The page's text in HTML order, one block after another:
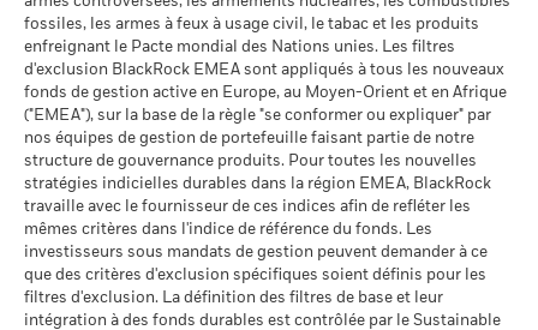
investissement est effectué dans une devise autre que celle
utilisée dans le calcul des performances passées. Source :
Blackrock
au 17/juil./2026
Moyenne pondérée de
l'intensité carbone MSCI
(tonnes de CO2e/M$ de
ventes)
au 17/juil./2026
% des avoirs à l'égard
desquels des données ESG
au 17/juil./2026
99,45
Pointage de qualité ESG
MSCI - centile par rapport aux
pairs
64,32
au 30/juin/2026
Données sur la
participation aux secteurs
d'activité
au 30/juin/2026
3,20%
Pourcentage des avoirs du
fonds à l'égard desquels
des données ne sont pas
disponibles
au 30/juin/2026
- France)
BlackRock Global Funds - Prospectus
(English)
BlackRock Global Funds - Prospectus (French
- Belgium^France)
BlackRock Global Funds - Prospectus -
Addendum (French - France)
fossiles, les armes à feux à usage civil, le tabac et les produits
enfreignant le Pacte mondial des Nations unies. Les filtres
d'exclusion BlackRock EMEA sont appliqués à tous les nouveaux
fonds de gestion active en Europe, au Moyen-Orient et en Afrique
("EMEA"), sur la base de la règle "se conformer ou expliquer" par
nos équipes de gestion de portefeuille faisant partie de notre
structure de gouvernance produits. Pour toutes les nouvelles
stratégies indicielles durables dans la région EMEA, BlackRock
travaille avec le fournisseur de ces indices afin de refléter les
mêmes critères dans l'indice de référence du fonds. Les
investisseurs sous mandats de gestion peuvent demander à ce
que des critères d'exclusion spécifiques soient définis pour les
filtres d'exclusion. La définition des filtres de base et leur
intégration à des fonds durables est contrôlée par le Sustainable